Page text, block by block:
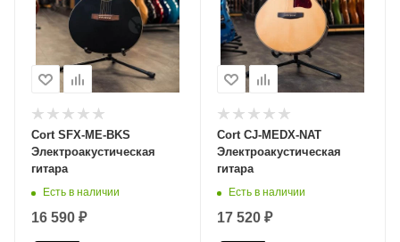
Cort SFX-ME-BKS
Электроакустическая
гитара
Есть в наличии
16 590 ₽
Cort CJ-MEDX-NAT
Электроакустическая
гитара
Есть в наличии
17 520 ₽